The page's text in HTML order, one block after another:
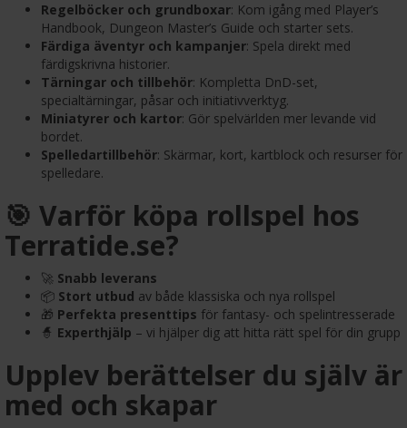
Regelböcker och grundboxar: Kom igång med Player’s
Handbook, Dungeon Master’s Guide och starter sets.
Färdiga äventyr och kampanjer: Spela direkt med
färdigskrivna historier.
Tärningar och tillbehör: Kompletta DnD-set,
specialtärningar, påsar och initiativverktyg.
Miniatyrer och kartor: Gör spelvärlden mer levande vid
bordet.
Spelledartillbehör: Skärmar, kort, kartblock och resurser för
spelledare.
🎯 Varför köpa rollspel hos
Terratide.se?
🚀 Snabb leverans
📦 Stort utbud av både klassiska och nya rollspel
🎁 Perfekta presenttips för fantasy- och spelintresserade
🧙 Experthjälp – vi hjälper dig att hitta rätt spel för din grupp
Upplev berättelser du själv är
med och skapar